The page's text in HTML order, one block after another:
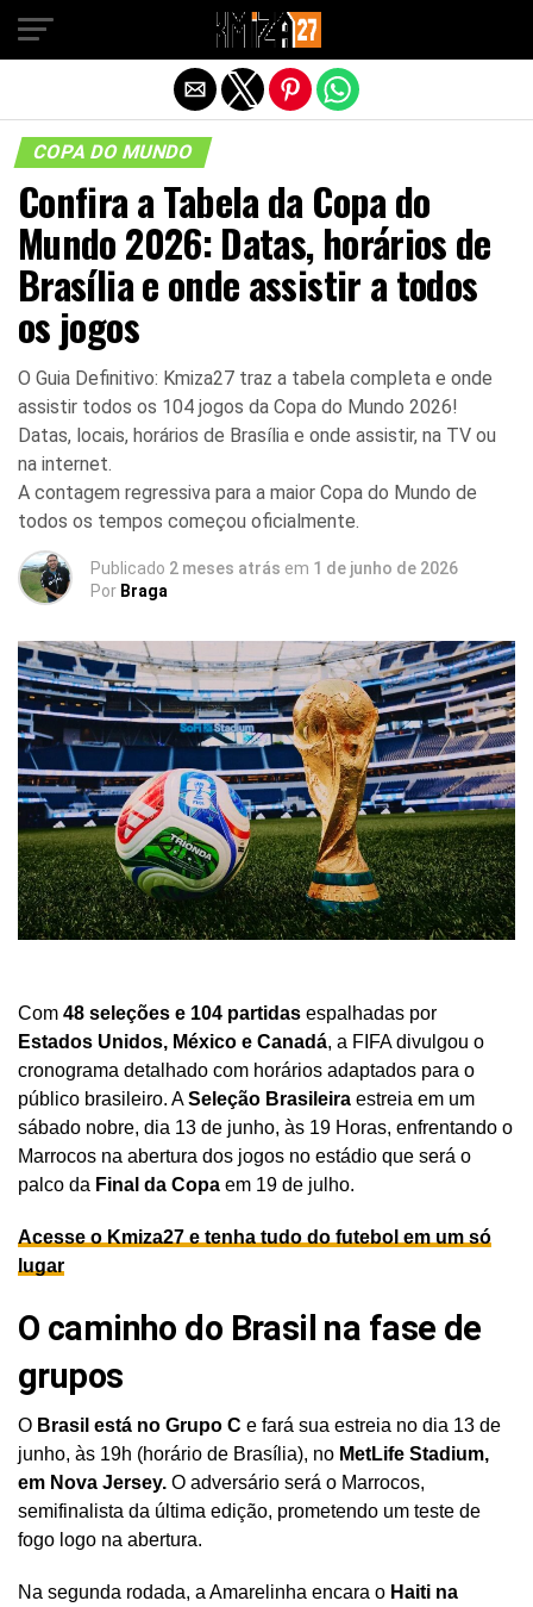
COPA DO MUNDO
Confira a Tabela da Copa do
Mundo 2026: Datas, horários de
Brasília e onde assistir a todos
os jogos
O Guia Definitivo: Kmiza27 traz a tabela completa e onde
assistir todos os 104 jogos da Copa do Mundo 2026!
Datas, locais, horários de Brasília e onde assistir, na TV ou
na internet.
A contagem regressiva para a maior Copa do Mundo de
todos os tempos começou oficialmente.
Publicado 2 meses atrás em 1 de junho de 2026
Por Braga
Com 48 seleções e 104 partidas espalhadas por
Estados Unidos, México e Canadá, a FIFA divulgou o
cronograma detalhado com horários adaptados para o
público brasileiro. ASeleção Brasileira estreia em um
sábado nobre, dia 13 de junho, às 19 Horas, enfrentando o
Marrocos na abertura dos jogos no estádio que será o
palco da Final da Copa em 19 de julho.
Acesse o Kmiza27 e tenha tudo do futebol em um só
lugar
O caminho do Brasil na fase de
grupos
O Brasil está no Grupo C e fará sua estreia no dia 13 de
junho, às 19h (horário de Brasília), no MetLife Stadium,
em Nova Jersey. O adversário será o Marrocos,
semifinalista da última edição, prometendo um teste de
fogo logo na abertura.
Na segunda rodada, a Amarelinha encara o Haiti na
Sair da versão mobile